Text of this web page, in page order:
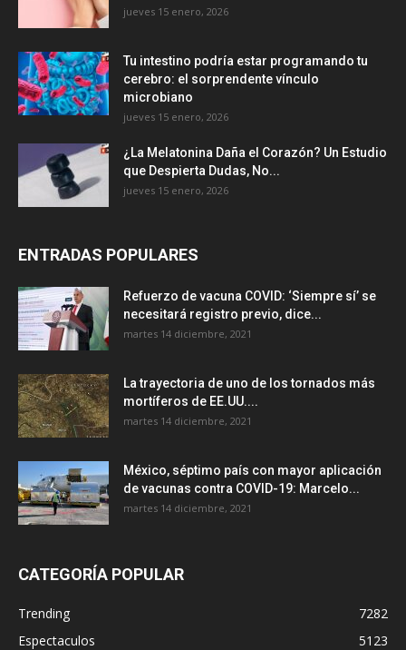
jueves 15 enero, 2026
Tu intestino podría estar programando tu
cerebro: el sorprendente vínculo
microbiano
jueves 15 enero, 2026
¿La Melatonina Daña el Corazón? Un Estudio
que Despierta Dudas, No...
jueves 15 enero, 2026
ENTRADAS POPULARES
Refuerzo de vacuna COVID: ‘Siempre sí’ se
necesitará registro previo, dice...
martes 14 diciembre, 2021
La trayectoria de uno de los tornados más
mortíferos de EE.UU....
martes 14 diciembre, 2021
México, séptimo país con mayor aplicación
de vacunas contra COVID-19: Marcelo...
martes 14 diciembre, 2021
CATEGORÍA POPULAR
Trending
7282
Espectaculos
5123